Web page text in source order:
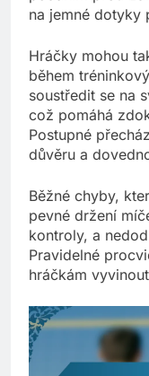
na jemné dotyky
Hráčky mohou
během
soustředit se na
což pomáhá
Postupné
důvěru a
Běžné chyby,
pevné držení
kontroly, a
Pravidelné
hráčkám